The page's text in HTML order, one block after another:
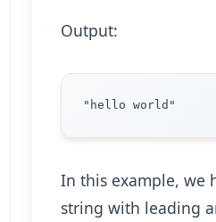
Output:
In this example, we
string with leading